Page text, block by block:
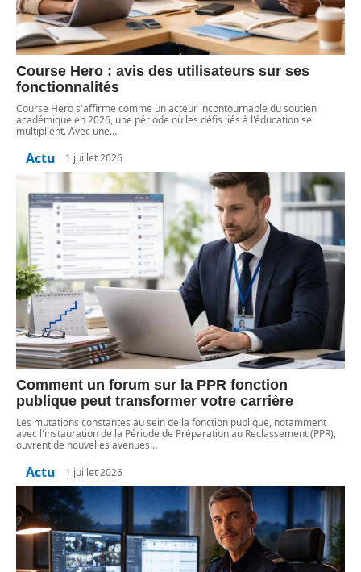
Course Hero : avis des utilisateurs sur ses
fonctionnalités
Course Hero s'affirme comme un acteur incontournable du soutien
académique en 2026, une période où les défis liés à l'éducation se
multiplient. Avec une…
Actu 1 juillet 2026
Comment un forum sur la PPR fonction
publique peut transformer votre carrière
Les mutations constantes au sein de la fonction publique, notamment
avec l'instauration de la Période de Préparation au Reclassement (PPR),
ouvrent de nouvelles avenues…
Actu 1 juillet 2026